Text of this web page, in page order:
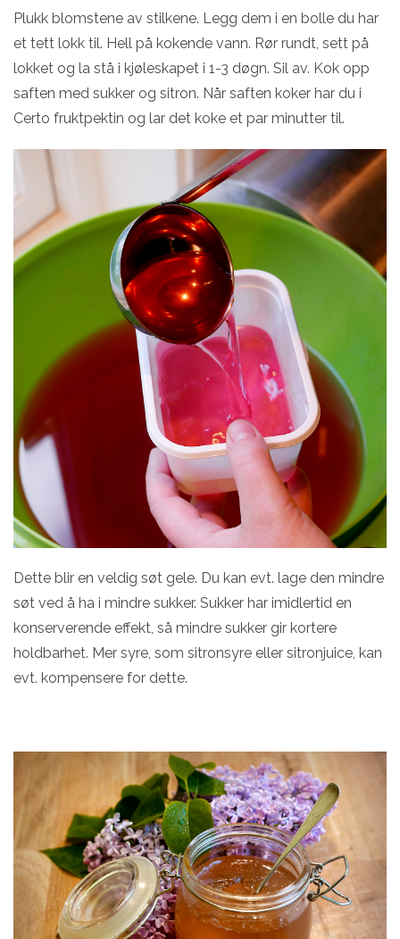
Plukk blomstene av stilkene. Legg dem i en bolle du har
et tett lokk til. Hell på kokende vann. Rør rundt, sett på
lokket og la stå i kjøleskapet i 1-3 døgn. Sil av. Kok opp
saften med sukker og sitron. Når saften koker har du i
Certo fruktpektin og lar det koke et par minutter til.
Dette blir en veldig søt gele. Du kan evt. lage den mindre
søt ved å ha i mindre sukker. Sukker har imidlertid en
konserverende effekt, så mindre sukker gir kortere
holdbarhet. Mer syre, som sitronsyre eller sitronjuice, kan
evt. kompensere for dette.